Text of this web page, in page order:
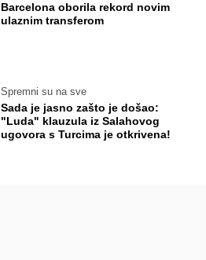
Barcelona oborila rekord novim
ulaznim transferom
Spremni su na sve
Sada je jasno zašto je došao:
"Luda" klauzula iz Salahovog
ugovora s Turcima je otkrivena!